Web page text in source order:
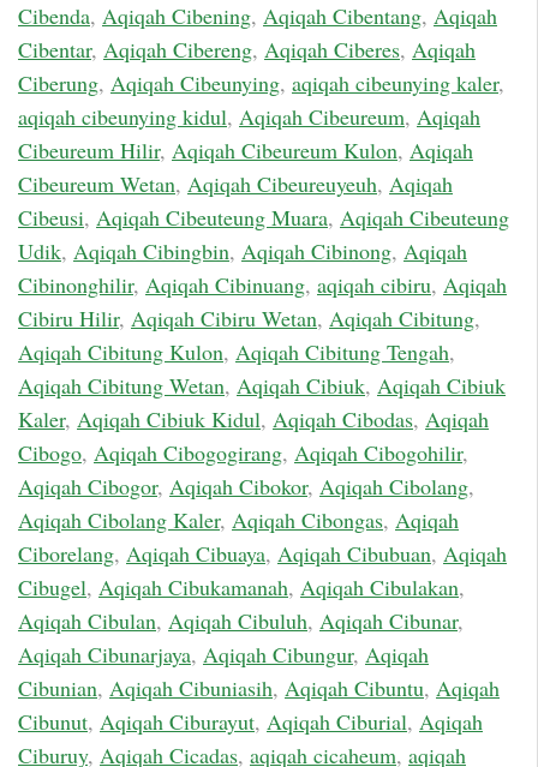
Cibenda, Aqiqah Cibening, Aqiqah Cibentang, Aqiqah
Cibentar, Aqiqah Cibereng, Aqiqah Ciberes, Aqiqah
Ciberung, Aqiqah Cibeunying, aqiqah cibeunying kaler,
aqiqah cibeunying kidul, Aqiqah Cibeureum, Aqiqah
Cibeureum Hilir, Aqiqah Cibeureum Kulon, Aqiqah
Cibeureum Wetan, Aqiqah Cibeureuyeuh, Aqiqah
Cibeusi, Aqiqah Cibeuteung Muara, Aqiqah Cibeuteung
Udik, Aqiqah Cibingbin, Aqiqah Cibinong, Aqiqah
Cibinonghilir, Aqiqah Cibinuang, aqiqah cibiru, Aqiqah
Cibiru Hilir, Aqiqah Cibiru Wetan, Aqiqah Cibitung,
Aqiqah Cibitung Kulon, Aqiqah Cibitung Tengah,
Aqiqah Cibitung Wetan, Aqiqah Cibiuk, Aqiqah Cibiuk
Kaler, Aqiqah Cibiuk Kidul, Aqiqah Cibodas, Aqiqah
Cibogo, Aqiqah Cibogogirang, Aqiqah Cibogohilir,
Aqiqah Cibogor, Aqiqah Cibokor, Aqiqah Cibolang,
Aqiqah Cibolang Kaler, Aqiqah Cibongas, Aqiqah
Ciborelang, Aqiqah Cibuaya, Aqiqah Cibubuan, Aqiqah
Cibugel, Aqiqah Cibukamanah, Aqiqah Cibulakan,
Aqiqah Cibulan, Aqiqah Cibuluh, Aqiqah Cibunar,
Aqiqah Cibunarjaya, Aqiqah Cibungur, Aqiqah
Cibunian, Aqiqah Cibuniasih, Aqiqah Cibuntu, Aqiqah
Cibunut, Aqiqah Ciburayut, Aqiqah Ciburial, Aqiqah
Ciburuy, Aqiqah Cicadas, aqiqah cicaheum, aqiqah